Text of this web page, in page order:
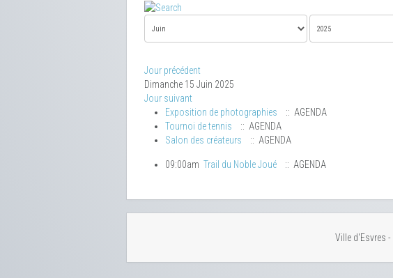
Jour précédent
Dimanche 15 Juin 2025
Jour suivant
Exposition de photographies
:: AGENDA
Tournoi de tennis
:: AGENDA
Salon des créateurs
:: AGENDA
09:00am Trail du Noble Joué :: AGENDA
Ville d'Esvres